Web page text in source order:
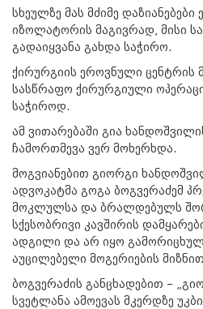
სხეულზე მას მძიმე დაზიანებები
იზოლატორის მაგივრად, მისი
გადაიყვანა გახდა საჭირო.
ქირურგიის ეროვნული ცენტრის
სასწრაფო ქირურგიული
საჭიროდ.
ამ ვითარებაში გია
ჩამორთმევა ვერ მოხერხდა.
მოგვიანებით გიორგი
ადვოკატმა გოგა ბოგვერაძემ
მოკლულსა და ბრალდებულს
სქესობრივი კავშირის
ადგილი და არ იყო
აუცილებელი მოგერიების
ბოგვერაძის განცხადებით –
სვეტლანა ამოევას მკერდზე